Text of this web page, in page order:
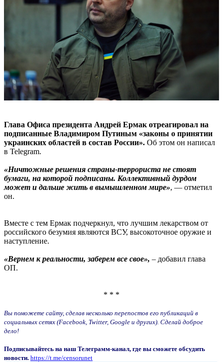
Глава Офиса президента Андрей Ермак отреагировал на
подписанные Владимиром Путиным «законы о принятии
украинских областей в состав России». Об этом он написал
в Telegram.
«Ничтожные решения страны-террориста не стоят
бумаги, на которой подписаны. Коллективный дурдом
может и дальше жить в вымышленном мире», — отметил
он.
Вместе с тем Ермак подчеркнул, что лучшим лекарством от
российского безумия являются ВСУ, высокоточное оружие и
наступление.
«Вернем к реальности, заберем все свое», – добавил глава
ОП.
* * *
Вы поможете сайту, сделав несколько перепостов его публикаций в
социальных сетях (Facebook, Twitter, Google и других). Сделай доброе
дело!
Подписывайтесь на наш Телеграмм-канал, где вы сможете обсудить
новости. https://t.me/censorunet